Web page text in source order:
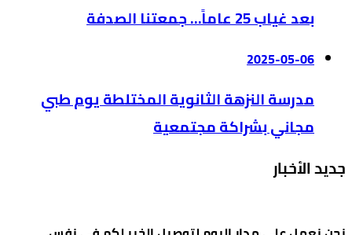
بعد غياب 25 عاماً… جمعتنا الصدفة
2025-05-06
مدرسة النزهة الثانوية المختلطة يوم طبي
مجاني بشراكة مجتمعية
جديد الأخبار